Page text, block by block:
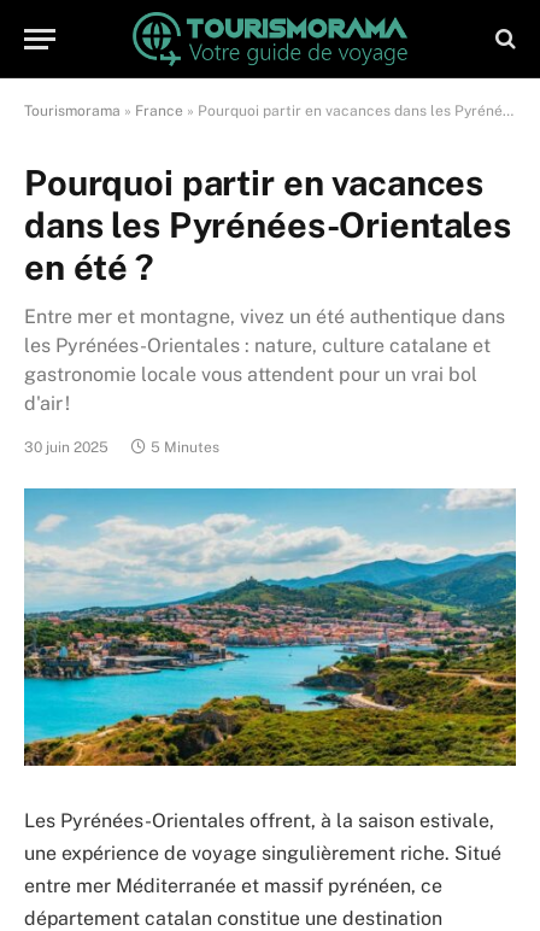
Tourismorama » France » Pourquoi partir en vacances dans les Pyrénées-Orientales en été ?
Pourquoi partir en vacances
dans les Pyrénées-Orientales
en été ?
Entre mer et montagne, vivez un été authentique dans
les Pyrénées-Orientales : nature, culture catalane et
gastronomie locale vous attendent pour un vrai bol
d'air !
30 juin 2025 5 Minutes
Les Pyrénées-Orientales offrent, à la saison estivale,
une expérience de voyage singulièrement riche. Situé
entre mer Méditerranée et massif pyrénéen, ce
département catalan constitue une destination